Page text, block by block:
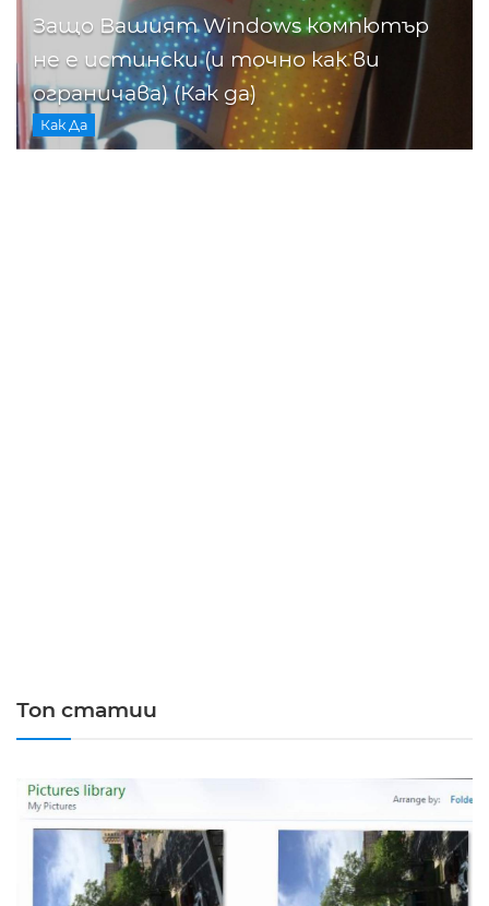
Защо Вашият Windows компютър
не е истински (и точно как ви
ограничава) (Как да)
Как Да
Топ статии